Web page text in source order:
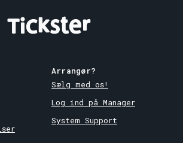
Arrangør?
Sælg med os!
Log ind på Manager
System Support